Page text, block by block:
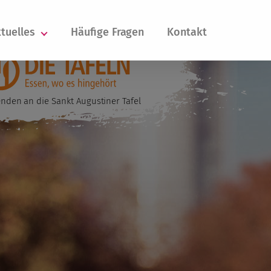
Häufige Fragen Kontakt
an die Sankt Augustiner Tafel